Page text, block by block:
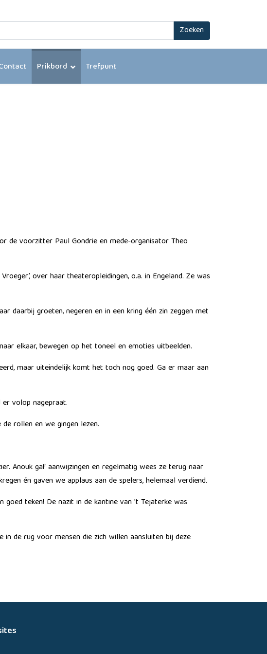
Zoeken
Prikbord Trefpunt
de voorzitter Paul Gondrie en mede-organisator Theo
over haar theateropleidingen, o.a. in Engeland. Ze was
daarbij groeten, negeren en in een kring één zin zeggen met
elkaar, bewegen op het toneel en emoties uitbeelden.
maar uiteindelijk komt het toch nog goed. Ga er maar aan
volop nagepraat.
rollen en we gingen lezen.
Anouk gaf aanwijzingen en regelmatig wees ze terug naar
én gaven we applaus aan de spelers, helemaal verdiend.
teken! De nazit in de kantine van ’t Tejaterke was
in de rug voor mensen die zich willen aansluiten bij deze